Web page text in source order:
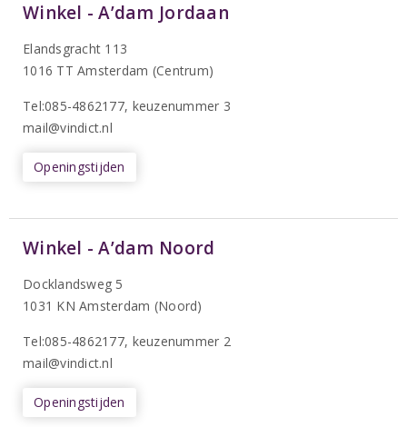
Winkel - A’dam Jordaan
Elandsgracht 113
1016 TT Amsterdam (Centrum)
Tel:085-4862177, keuzenummer 3
mail@vindict.nl
Openingstijden
Winkel - A’dam Noord
Docklandsweg 5
1031 KN Amsterdam (Noord)
Tel:085-4862177, keuzenummer 2
mail@vindict.nl
Openingstijden